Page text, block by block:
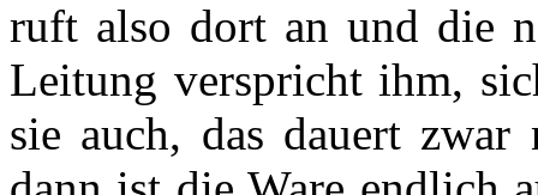
ruft also dort an und die
Leitung verspricht ihm,
sie auch, das dauert zwar